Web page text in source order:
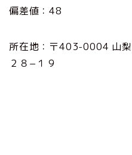
偏差値：48
所在地：〒403-0004 山
２８−１９